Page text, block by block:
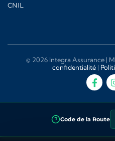
CNIL
© 2026 Integra Assurance |
confidentialité |
Code de la Route